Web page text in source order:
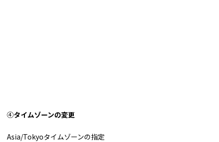
④タイムゾーンの変更
Asia/Tokyoタイムゾーンの指定